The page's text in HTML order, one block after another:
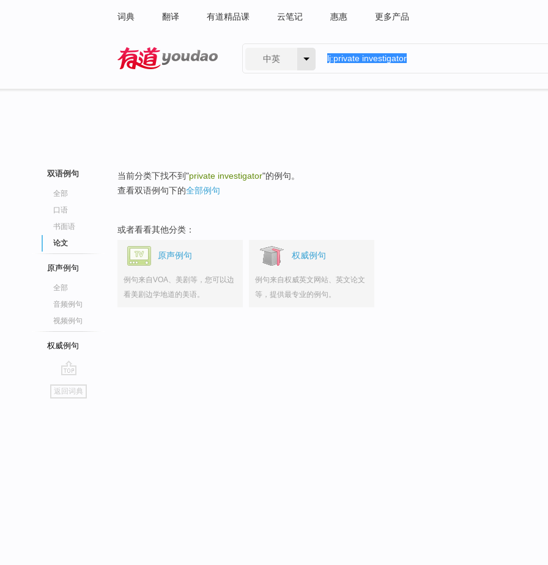
词典 翻译 有道精品课 云笔记 惠惠 更多产品
中英
双语例句
全部
口语
书面语
论文
原声例句
全部
音频例句
视频例句
权威例句
go
top
返回词典
当前分类下找不到"private investigator"的例句。
查看双语例句下的全部例句
或者看看其他分类：
原声例句
例句来自VOA、美剧等，您可以边
看美剧边学地道的美语。
权威例句
例句来自权威英文网站、英文论文
等，提供最专业的例句。